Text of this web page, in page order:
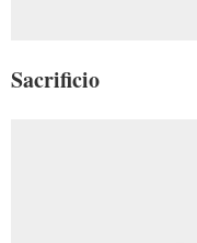
Sacrificio